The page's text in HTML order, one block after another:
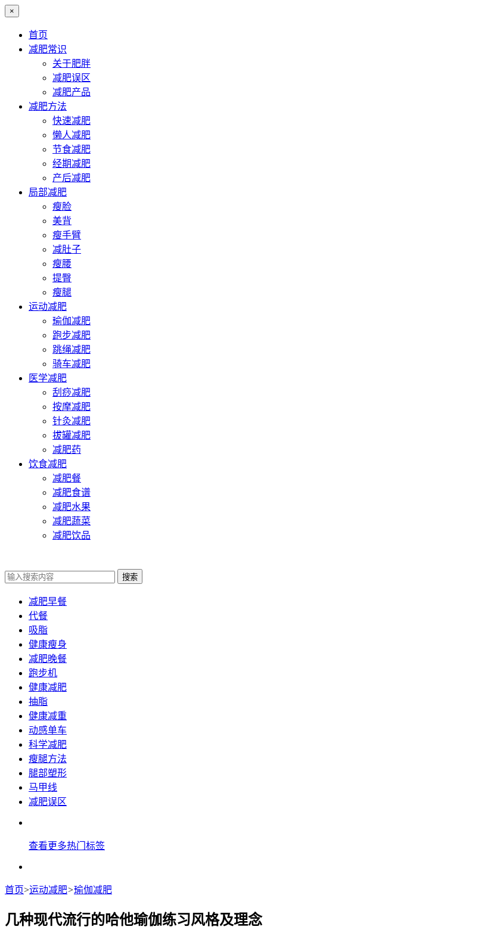
×
首页
减肥常识
关于肥胖
减肥误区
减肥产品
减肥方法
快速减肥
懒人减肥
节食减肥
经期减肥
产后减肥
局部减肥
瘦脸
美背
瘦手臂
减肚子
瘦腰
提臀
瘦腿
运动减肥
瑜伽减肥
跑步减肥
跳绳减肥
骑车减肥
医学减肥
刮痧减肥
按摩减肥
针灸减肥
拔罐减肥
减肥药
饮食减肥
减肥餐
减肥食谱
减肥水果
减肥蔬菜
减肥饮品
搜索
减肥早餐
代餐
吸脂
健康瘦身
减肥晚餐
跑步机
健康减肥
抽脂
健康减重
动感单车
科学减肥
瘦腿方法
腿部塑形
马甲线
减肥误区
查看更多热门标签
首页>运动减肥>瑜伽减肥
几种现代流行的哈他瑜伽练习风格及理念